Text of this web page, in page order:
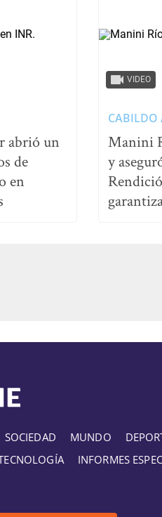
abrió un
de
en
VIDEO
CABILDO
Manini
y
SOCIEDAD MUNDO
INFORMES